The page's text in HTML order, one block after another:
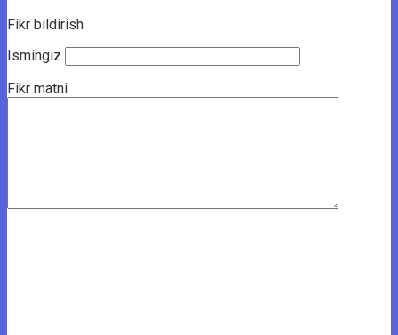
Fikr bildirish
Ismingiz
Fikr matni